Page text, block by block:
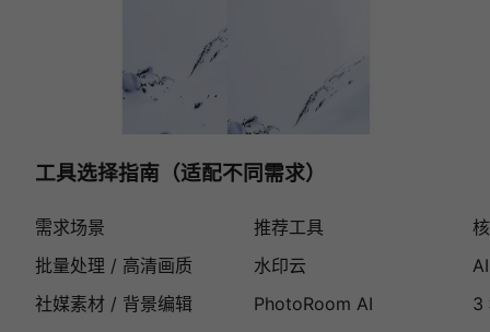
工具选择指南（适配不同需求）
需求场景 推荐工具
批量处理 / 高清画质
水印云
社媒素材 / 背景编辑
PhotoRoom AI
3